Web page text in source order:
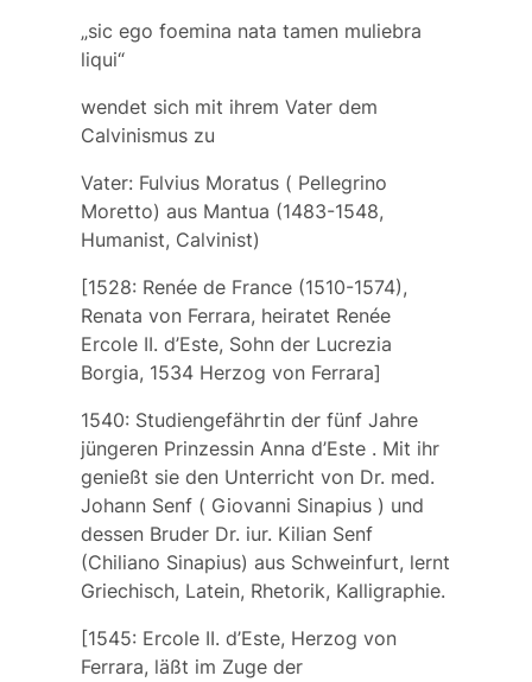
„sic ego foemina nata tamen muliebra
liqui“
wendet sich mit ihrem Vater dem
Calvinismus zu
Vater: Fulvius Moratus( Pellegrino
Moretto) aus Mantua (1483-1548,
Humanist, Calvinist)
[1528: Renée de France(1510-1574),
Renata von Ferrara, heiratet Renée
Ercole II. d’Este, Sohn der Lucrezia
Borgia, 1534 Herzog von Ferrara]
1540: Studiengefährtin der fünf Jahre
jüngeren Prinzessin Anna d’Este. Mit ihr
genießt sie den Unterricht von Dr. med.
Johann Senf( Giovanni Sinapius) und
dessen Bruder Dr. iur. Kilian Senf
(Chiliano Sinapius) aus Schweinfurt, lernt
Griechisch, Latein, Rhetorik, Kalligraphie.
[1545: Ercole II. d’Este, Herzog von
Ferrara, läßt im Zuge der